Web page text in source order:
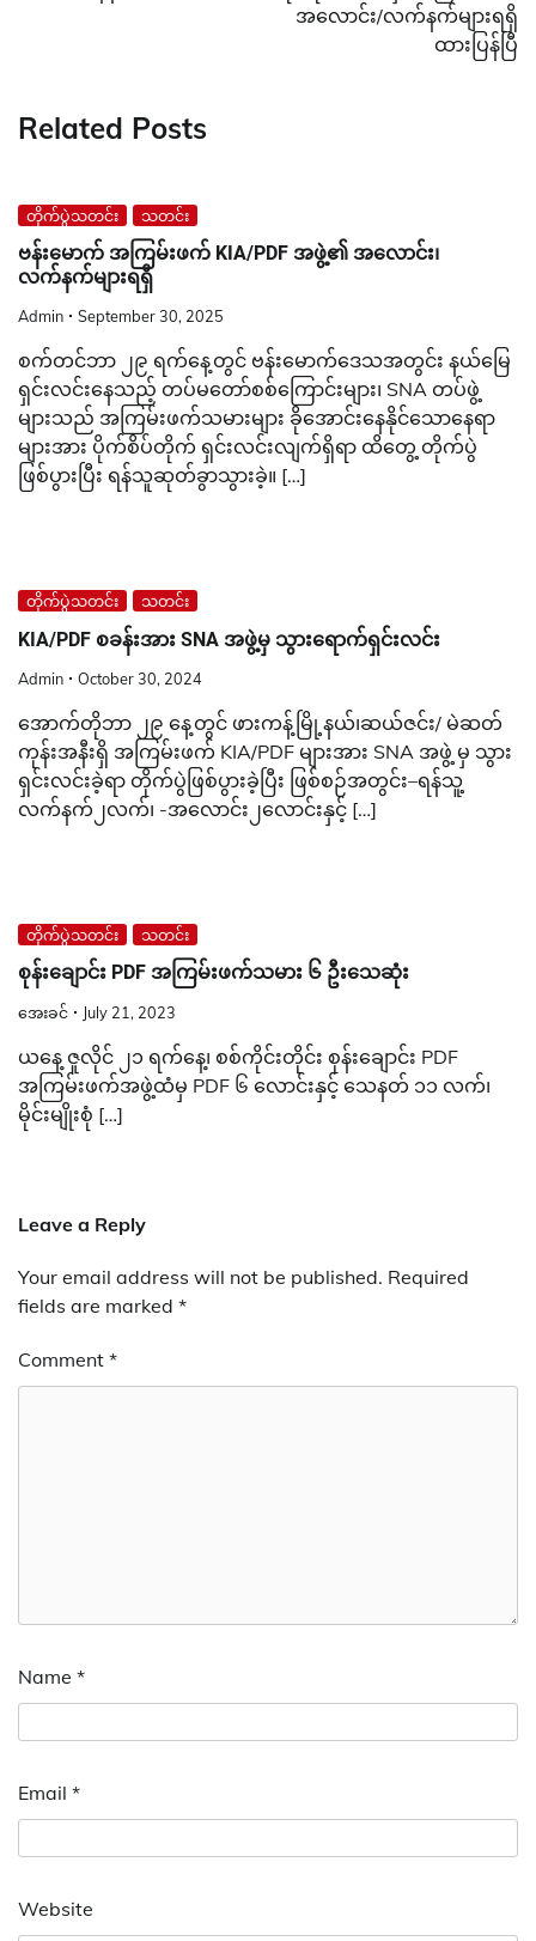
အလောင်း/လက်နက်များရရှိ
ထားပြန်ပြီ
Related Posts
တိုက်ပွဲသတင်း သတင်း
ဗန်းမောက် အကြမ်းဖက် KIA/PDF အဖွဲ့၏ အလောင်း၊
လက်နက်များရရှိ
Admin September 30, 2025
စက်တင်ဘာ ၂၉ ရက်နေ့တွင် ဗန်းမောက်ဒေသအတွင်း နယ်မြေ
ရှင်းလင်းနေသည့် တပ်မတော်စစ်ကြောင်းများ၊ SNA တပ်ဖွဲ့
များသည် အကြမ်းဖက်သမားများ ခိုအောင်းနေနိုင်သောနေရာ
များအား ပိုက်စိပ်တိုက် ရှင်းလင်းလျက်ရှိရာ ထိတွေ့ တိုက်ပွဲ
ဖြစ်ပွားပြီး ရန်သူဆုတ်ခွာသွားခဲ့။ […]
တိုက်ပွဲသတင်း သတင်း
KIA/PDF စခန်းအား SNA အဖွဲ့မှ သွားရောက်ရှင်းလင်း
Admin October 30, 2024
အောက်တိုဘာ ၂၉ နေ့တွင် ဖားကန့်မြို့နယ်၊ဆယ်ဇင်း/ မဲဆတ်
ကုန်းအနီးရှိ အကြမ်းဖက် KIA/PDF များအား SNA အဖွဲ့ မှ သွား
ရှင်းလင်းခဲ့ရာ တိုက်ပွဲဖြစ်ပွားခဲ့ပြီး ဖြစ်စဉ်အတွင်း–ရန်သူ့
လက်နက်၂လက်၊ -အလောင်း၂လောင်းနှင့် […]
တိုက်ပွဲသတင်း သတင်း
စုန်းချောင်း PDF အကြမ်းဖက်သမား ၆ ဦးသေဆုံး
အေးခင် July 21, 2023
ယနေ့ ဇူလိုင် ၂၁ ရက်နေ့၊ စစ်ကိုင်းတိုင်း စုန်းချောင်း PDF
အကြမ်းဖက်အဖွဲ့ထံမှ PDF ၆ လောင်းနှင့် သေနတ် ၁၁ လက်၊
မိုင်းမျိုးစုံ […]
Leave a Reply
Your email address will not be published. Required
fields are marked *
Comment *
Name *
Email *
Website